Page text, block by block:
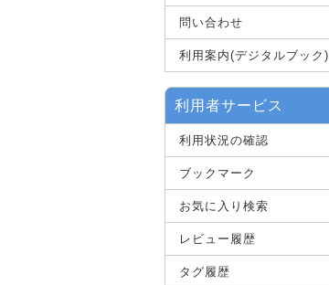
問い合わせ
利用案内(デジタルブック)
利用者サービス
利用状況の確認
ブックマーク
お気に入り検索
レビュー履歴
タグ履歴